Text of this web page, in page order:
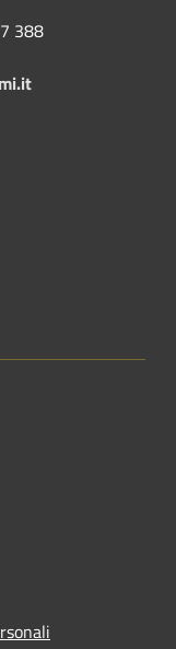
388